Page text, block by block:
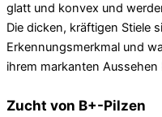
glatt und konvex und
Die dicken, kräftigen Stiele
Erkennungsmerkmal und
ihrem markanten Aussehen
Zucht von B+-Pilzen